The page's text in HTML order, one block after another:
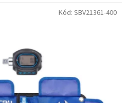
Kód: SBV21361-400